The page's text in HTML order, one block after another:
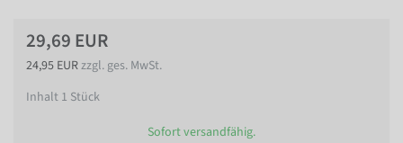
29,69 EUR
24,95 EURzzgl. ges. MwSt.
Inhalt 1 Stück
Sofort versandfähig.